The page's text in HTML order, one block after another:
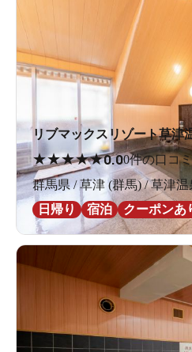
リブマックスリゾート草津
★★★★★0.00件の口コミ
群馬県 / 草津 (群馬) / 草津
日帰り
宿泊 クーポンあ